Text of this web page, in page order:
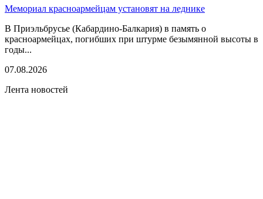
Мемориал красноармейцам установят на леднике
В Приэльбрусье (Кабардино-Балкария) в память о
красноармейцах, погибших при штурме безымянной высоты в
годы...
07.08.2026
Лента новостей